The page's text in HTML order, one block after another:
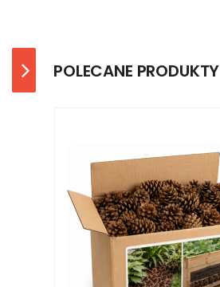
POLECANE PRODUKTY